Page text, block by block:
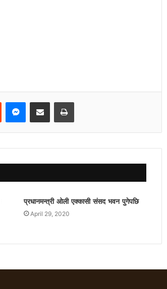
Reddit Messenger
Share via Email Print
प्रधानमन्त्री ओली एक्कासी संसद भवन पुगेपछि
April 29, 2020